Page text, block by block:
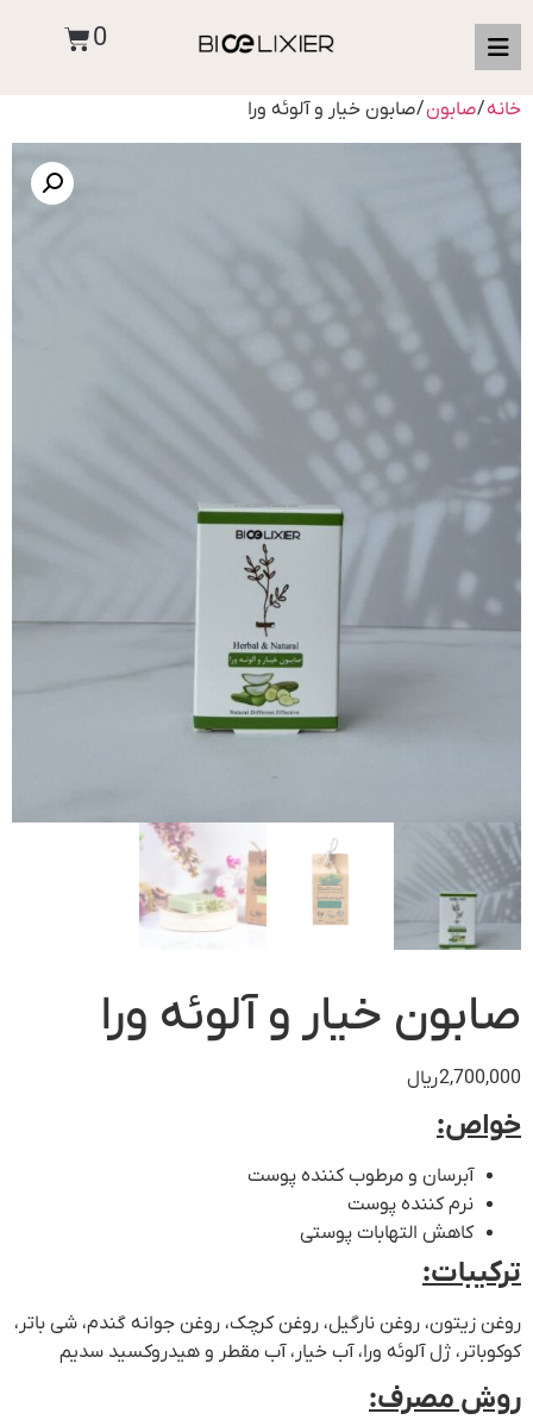
0
خانه/صابون/ صابون خیار و آلوئه ورا
صابون خیار و آلوئه ورا
2,700,000ریال
خواص:
آبرسان و مرطوب کننده پوست
نرم کننده پوست
کاهش التهابات پوستی
ترکیبات:
روغن زیتون، روغن نارگیل، روغن کرچک، روغن جوانه گندم، شی باتر،
کوکوباتر، ژل آلوئه ورا، آب خیار، آب مقطر و هیدروکسید سدیم
روش مصرف: